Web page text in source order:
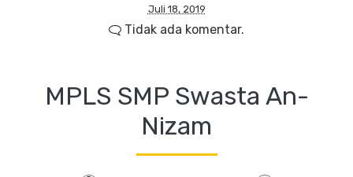
Juli 18, 2019
Tidak ada komentar.
MPLS SMP Swasta An-
Nizam